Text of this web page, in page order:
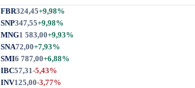
FBR324,45+9,98%
SNP347,55+9,98%
MNG1 583,00+9,93%
SNA72,00+7,93%
SMI6 787,00+6,88%
IBC57,31-5,43%
INV125,00-3,77%